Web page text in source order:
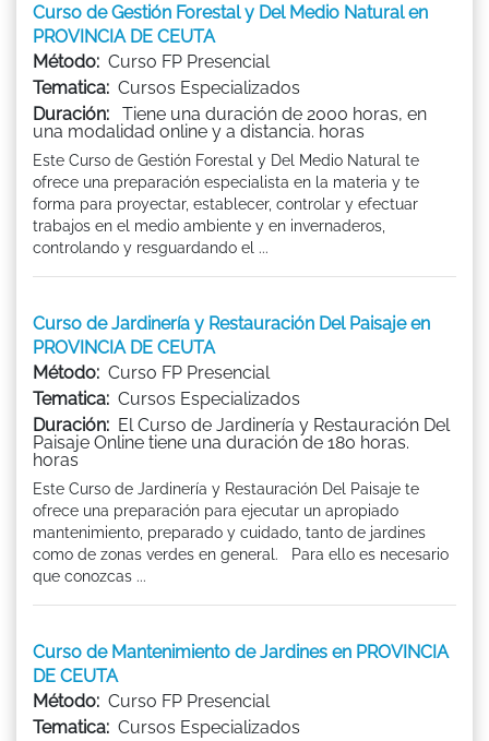
Curso de Gestión Forestal y Del Medio Natural en
PROVINCIA DE CEUTA
Método: Curso FP Presencial
Tematica: Cursos Especializados
Duración:
Tiene una duración de 2000 horas, en
una modalidad online y a distancia. horas
Este Curso de Gestión Forestal y Del Medio Natural te
ofrece una preparación especialista en la materia y te
forma para proyectar, establecer, controlar y efectuar
trabajos en el medio ambiente y en invernaderos,
controlando y resguardando el ...
Curso de Jardinería y Restauración Del Paisaje en
PROVINCIA DE CEUTA
Método: Curso FP Presencial
Tematica: Cursos Especializados
Duración: El Curso de Jardinería y Restauración Del
Paisaje Online tiene una duración de 180 horas.
horas
Este Curso de Jardinería y Restauración Del Paisaje te
ofrece una preparación para ejecutar un apropiado
mantenimiento, preparado y cuidado, tanto de jardines
como de zonas verdes en general. Para ello es necesario
que conozcas ...
Curso de Mantenimiento de Jardines en PROVINCIA
DE CEUTA
Método: Curso FP Presencial
Tematica: Cursos Especializados